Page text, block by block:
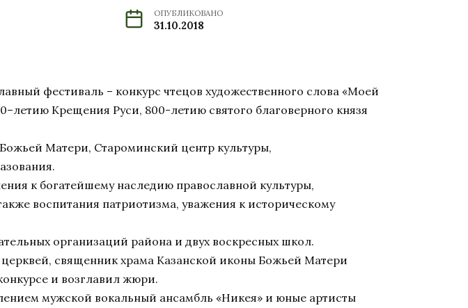
ОПУБЛИКОВАНО
31.10.2018
фестиваль – конкурс чтецов художественного слова «Моей
Крещения Руси, 800-летию святого благоверного князя
Матери, Староминский центр культуры,
к богатейшему наследию православной культуры,
воспитания патриотизма, уважения к историческому
организаций района и двух воскресных школ.
священник храма Казанской иконы Божьей Матери
и возглавил жюри.
мужской вокальный ансамбль «Никея» и юные артисты